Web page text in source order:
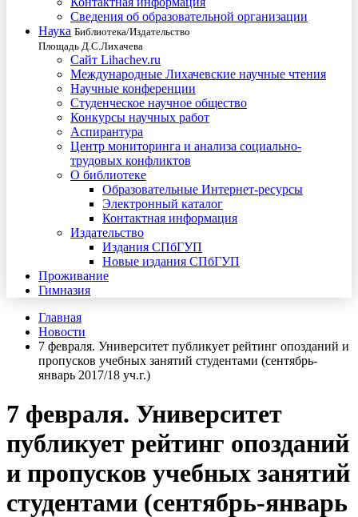
Сведения об образовательной организации
Наука Библиотека/Издательство
Площадь Д.С.Лихачева
Сайт Lihachev.ru
Международные Лихачевские научные чтения
Научные конференции
Студенческое научное общество
Конкурсы научных работ
Аспирантура
Центр мониторинга и анализа социально-
трудовых конфликтов
О библиотеке
Образовательные Интернет-ресурсы
Электронный каталог
Контактная информация
Издательство
Издания СПбГУП
Новые издания СПбГУП
Проживание
Гимназия
Главная
Новости
7 февраля. Университет публикует рейтинг опозданий и
пропусков учебных занятий студентами (сентябрь-
январь 2017/18 уч.г.)
7 февраля. Университет
публикует рейтинг опозданий
и пропусков учебных занятий
студентами (сентябрь-январь